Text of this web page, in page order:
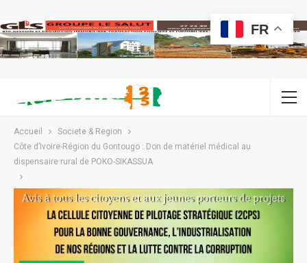
Accueil
Societe & Region
Côte d’Ivoire-Région du Gontougo : Don de matériel médical au
dispensaire rural de POKO-SIKASSUA
FR